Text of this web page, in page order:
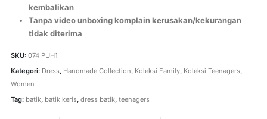
kembalikan
Tanpa video unboxing komplain kerusakan/kekurangan
tidak diterima
SKU: 074 PUH1
Kategori: Dress, Handmade Collection, Koleksi Family, Koleksi Teenagers,
Women
Tag: batik, batik keris, dress batik, teenagers